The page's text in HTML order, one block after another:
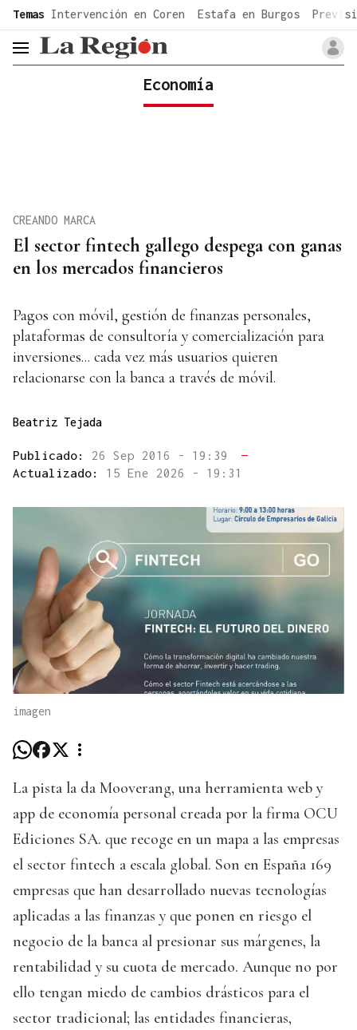
common.go-to-content
Temas Intervención en Coren Estafa en Burgos
header.menu.open
Economía
El sector fintech gallego despega con ganas
en los mercados financieros
CREANDO MARCA
Pagos con móvil, gestión de finanzas personales,
plataformas de consultoría y comercialización para
inversiones... cada vez más usuarios quieren
relacionarse con la banca a través de móvil.
Beatriz Tejada
Publicado: 26 Sep 2016 - 19:39
—
Actualizado: 15 Ene 2026 - 19:31
imagen
La pista la da Mooverang, una herramienta web y
app de economía personal creada por la firma OCU
Ediciones SA. que recoge en un mapa a las empresas
el sector fintech a escala global. Son en España 169
empresas que han desarrollado nuevas tecnologías
aplicadas a las finanzas y que ponen en riesgo el
negocio de la banca al presionar sus márgenes, la
rentabilidad y su cuota de mercado. Aunque no por
ello tengan miedo de cambios drásticos para el
sector tradicional; las entidades financieras,